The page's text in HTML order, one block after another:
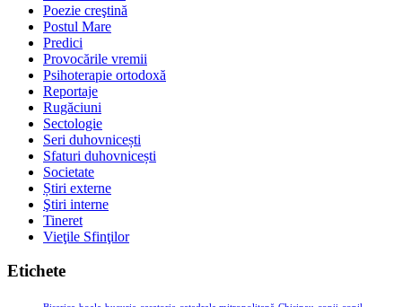
Poezie creştină
Postul Mare
Predici
Provocările vremii
Psihoterapie ortodoxă
Reportaje
Rugăciuni
Sectologie
Seri duhovnicești
Sfaturi duhovnicești
Societate
Știri externe
Ştiri interne
Tineret
Vieţile Sfinţilor
Etichete